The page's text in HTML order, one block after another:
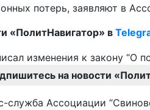
потерь, заявляют в
«ПолитНавигатор» в
на новости
служба Ассоциации